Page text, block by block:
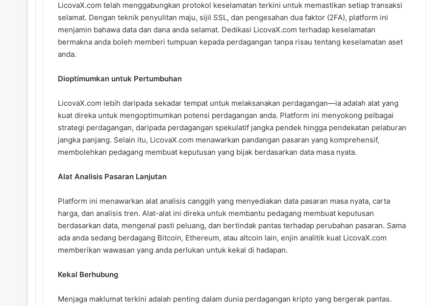
LicovaX.com telah menggabungkan protokol keselamatan terkini untuk memastikan setiap transaksi
selamat. Dengan teknik penyulitan maju, sijil SSL, dan pengesahan dua faktor (2FA), platform ini
menjamin bahawa data dan dana anda selamat. Dedikasi LicovaX.com terhadap keselamatan
bermakna anda boleh memberi tumpuan kepada perdagangan tanpa risau tentang keselamatan aset
anda.
Dioptimumkan untuk Pertumbuhan
LicovaX.com lebih daripada sekadar tempat untuk melaksanakan perdagangan—ia adalah alat yang
kuat direka untuk mengoptimumkan potensi perdagangan anda. Platform ini menyokong pelbagai
strategi perdagangan, daripada perdagangan spekulatif jangka pendek hingga pendekatan pelaburan
jangka panjang. Selain itu, LicovaX.com menawarkan pandangan pasaran yang komprehensif,
membolehkan pedagang membuat keputusan yang bijak berdasarkan data masa nyata.
Alat Analisis Pasaran Lanjutan
Platform ini menawarkan alat analisis canggih yang menyediakan data pasaran masa nyata, carta
harga, dan analisis tren. Alat-alat ini direka untuk membantu pedagang membuat keputusan
berdasarkan data, mengenal pasti peluang, dan bertindak pantas terhadap perubahan pasaran. Sama
ada anda sedang berdagang Bitcoin, Ethereum, atau altcoin lain, enjin analitik kuat LicovaX.com
memberikan wawasan yang anda perlukan untuk kekal di hadapan.
Kekal Berhubung
Menjaga maklumat terkini adalah penting dalam dunia perdagangan kripto yang bergerak pantas.